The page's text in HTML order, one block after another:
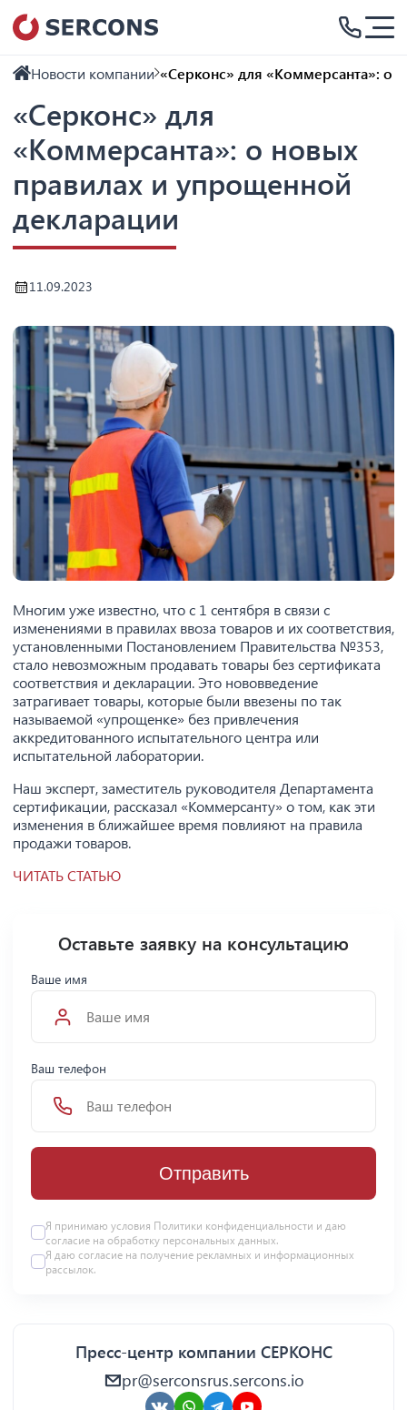
Новости компании «Серконс» для «Коммерсанта»: о
«Серконс» для
«Коммерсанта»: о новых
правилах и упрощенной
декларации
11.09.2023
Многим уже известно, что с 1 сентября в связи с
изменениями в правилах ввоза товаров и их соответствия,
установленными Постановлением Правительства №353,
стало невозможным продавать товары без сертификата
соответствия и декларации. Это нововведение
затрагивает товары, которые были ввезены по так
называемой «упрощенке» без привлечения
аккредитованного испытательного центра или
испытательной лаборатории.
Наш эксперт, заместитель руководителя Департамента
сертификации, рассказал «Коммерсанту» о том, как эти
изменения в ближайшее время повлияют на правила
продажи товаров.
ЧИТАТЬ СТАТЬЮ
Оставьте заявку на консультацию
Ваше имя
Ваш телефон
Отправить
Я принимаю условия Политики конфиденциальности и даю
согласие на обработку персональных данных.
Я даю согласие на получение рекламных и информационных
рассылок.
Пресс-центр компании СЕРКОНС
pr@serconsrus.sercons.io